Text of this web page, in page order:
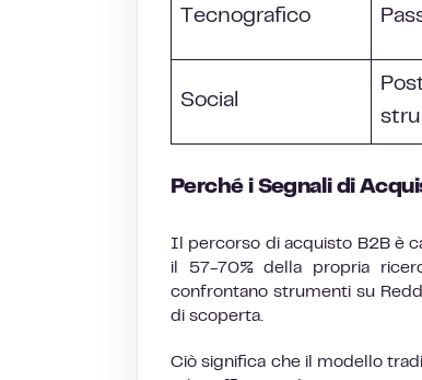
Tecnografico
Social
Perché i Segnali di
Il percorso di acquisto B2B è
il 57-70% della propria
confrontano strumenti su
di scoperta.
Ciò significa che il modello